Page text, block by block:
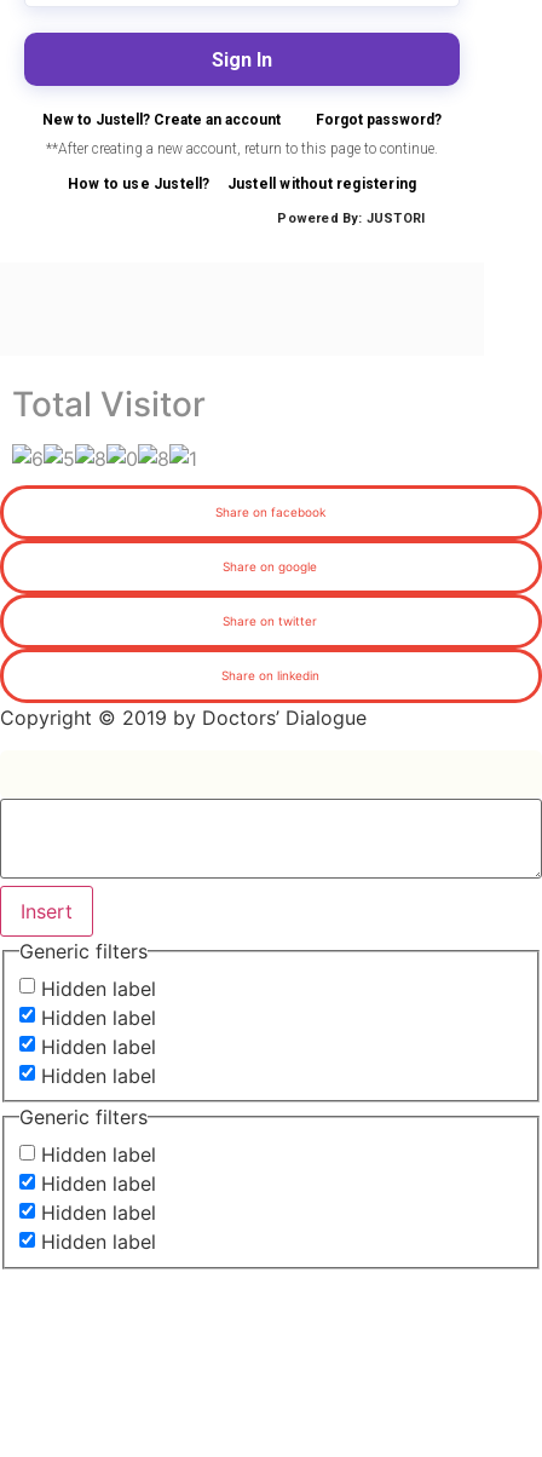
Total Visitor
Share on facebook
Share on google
Share on twitter
Share on linkedin
Copyright © 2019 by Doctors’ Dialogue
Insert
Generic filters
Hidden label
Hidden label
Hidden label
Hidden label
Generic filters
Hidden label
Hidden label
Hidden label
Hidden label